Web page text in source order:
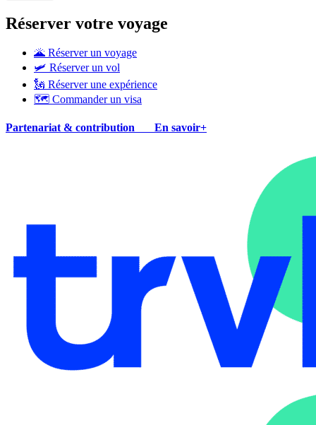
Réserver votre voyage
🌋 Réserver un voyage
🛩 Réserver un vol
🗽 Réserver une expérience
🗺 Commander un visa
Partenariat & contribution En savoir+